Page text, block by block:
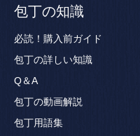
包丁の知識
必読！購入前ガイド
包丁の詳しい知識
Q＆A
包丁の動画解説
包丁用語集